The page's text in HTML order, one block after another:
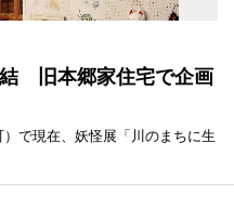
旧本郷家住宅で企画
で現在、妖怪展「川のまちに生